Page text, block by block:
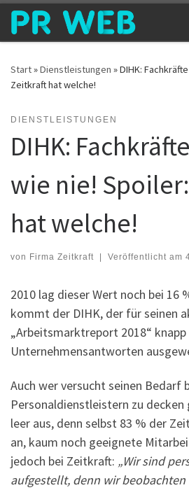
Zum Inhalt springen
Start»Dienstleistungen »DIHK:
Zeitkraft hat welche!
DIENSTLEISTUNGEN
DIHK:
wie nie!
hat welche!
von Firma Zeitkraft | Veröffentlicht am
2010 lag dieser Wert noch bei 16
kommt der DIHK, der für seinen
„Arbeitsmarktreport 2018“ knapp
Unternehmensantworten
Auch wer versucht seinen Bedarf
Personaldienstleistern zu
leer aus, denn selbst 83 % der
an, kaum noch geeignete
jedoch bei Zeitkraft: „Wir sind
aufgestellt, denn wir beobachten